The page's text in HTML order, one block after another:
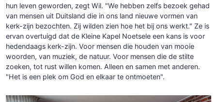
hun leven geworden, zegt Wil. "We hebben zelfs bezoek gehad
van mensen uit Duitsland die in ons land nieuwe vormen van
kerk-zijn bezochten. Zij wilden zien hoe het bij ons werkt." Ze is
ervan overtuigd dat de Kleine Kapel Noetsele een kans is voor
hedendaags kerk-zijn. Voor mensen die houden van mooie
woorden, van muziek, de natuur. Voor mensen die de stilte
zoeken, tot rust willen komen. Alleen en samen met anderen.
"Het is een plek om God en elkaar te ontmoeten".